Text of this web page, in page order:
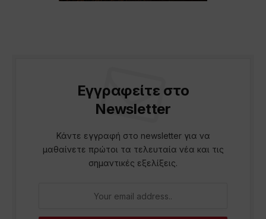
Εγγραφείτε στο
Newsletter
Κάντε εγγραφή στο newsletter για να
μαθαίνετε πρώτοι τα τελευταία νέα και τις
σημαντικές εξελίξεις.